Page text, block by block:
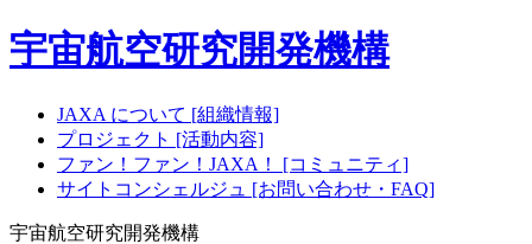
宇宙航空研究開発機構
JAXA について [組織情報]
プロジェクト [活動内容]
ファン！ファン！JAXA！ [コミュニティ]
サイトコンシェルジュ [お問い合わせ・FAQ]
宇宙航空研究開発機構